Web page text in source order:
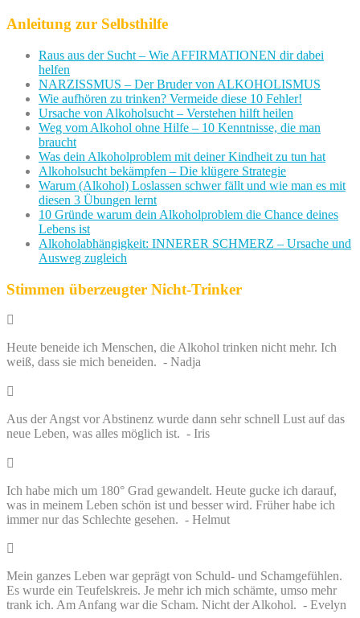
Anleitung zur Selbsthilfe
Raus aus der Sucht – Wie AFFIRMATIONEN dir dabei
helfen
NARZISSMUS – Der Bruder von ALKOHOLISMUS
Wie aufhören zu trinken? Vermeide diese 10 Fehler!
Ursache von Alkoholsucht – Verstehen hilft heilen
Weg vom Alkohol ohne Hilfe – 10 Kenntnisse, die man
braucht
Was dein Alkoholproblem mit deiner Kindheit zu tun hat
Alkoholsucht bekämpfen – Die klügere Strategie
Warum (Alkohol) Loslassen schwer fällt und wie man es mit
diesen 3 Übungen lernt
10 Gründe warum dein Alkoholproblem die Chance deines
Lebens ist
Alkoholabhängigkeit: INNERER SCHMERZ – Ursache und
Ausweg zugleich
Stimmen überzeugter Nicht-Trinker
Heute beneide ich Menschen, die Alkohol trinken nicht mehr. Ich
weiß, dass sie mich beneiden. - Nadja
Aus der Angst vor Abstinenz wurde dann sehr schnell Lust auf das
neue Leben, was alles möglich ist. - Iris
Ich habe mich um 180° Grad gewandelt. Heute gucke ich darauf,
was in meinem Leben schön ist und besser wird. Früher habe ich
immer nur das Schlechte gesehen. - Helmut
Mein ganzes Leben war geprägt von Schuld- und Schamgefühlen.
Es wurde ein Teufelskreis. Je mehr ich mich schämte, umso mehr
trank ich. Am Anfang war die Scham. Nicht der Alkohol. - Evelyn